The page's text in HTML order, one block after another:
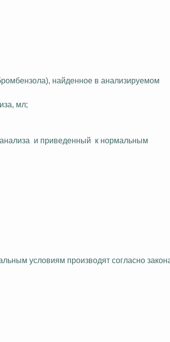
найденное в анализируемом
мл;
анализа и приведенный к нормальным
условиям производят согласно